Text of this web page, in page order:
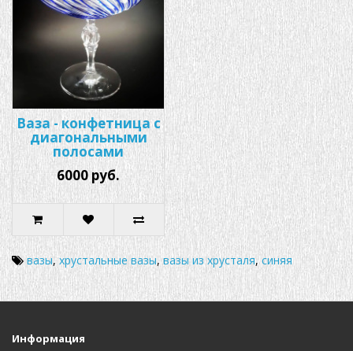
Ваза - конфетница с
диагональными
полосами
6000 руб.
вазы, хрустальные вазы,вазы из хрусталя,синяя
Информация